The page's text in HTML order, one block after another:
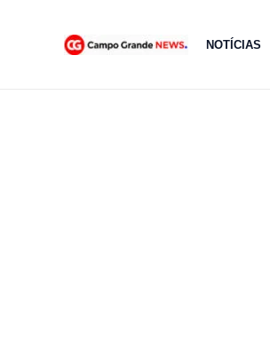
NOTÍCIAS